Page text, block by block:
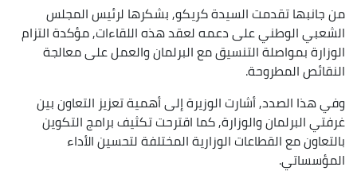
من جانبها تقدمت السيدة كريكو, بشكرها لرئيس المجلس
الشعبي الوطني على دعمه لعقد هذه اللقاءات, مؤكدة التزام
الوزارة بمواصلة التنسيق مع البرلمان والعمل على معالجة
النقائص المطروحة.
وفي هذا الصدد, أشارت الوزيرة إلى أهمية تعزيز التعاون بين
غرفتي البرلمان والوزارة, كما اقترحت تكثيف برامج التكوين
بالتعاون مع القطاعات الوزارية المختلفة لتحسين الأداء
المؤسساتي.